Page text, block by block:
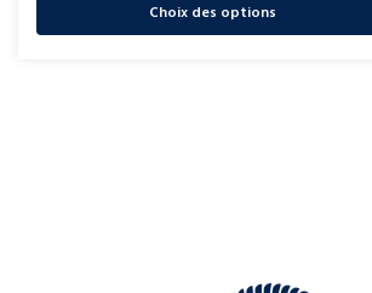
Choix des options